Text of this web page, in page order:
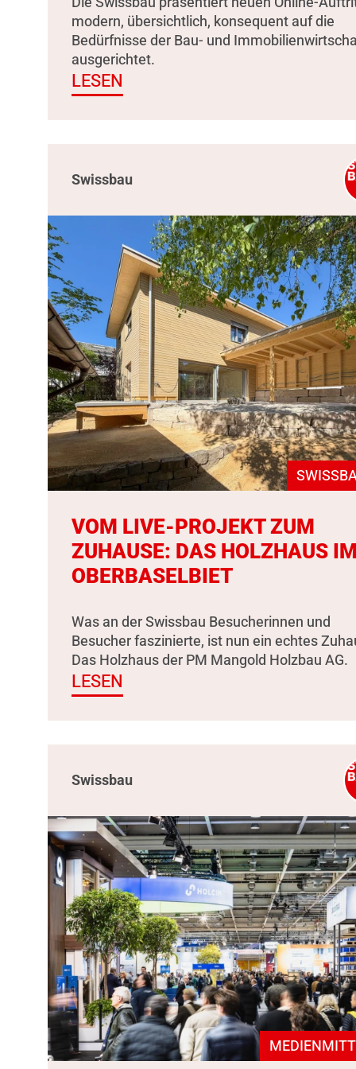
modern, übersichtlich, konsequent auf die
Bedürfnisse der Bau- und
ausgerichtet.
LESEN
Swissbau
VOM LIVE-PROJEKT ZUM
ZUHAUSE: DAS HOLZHAUS
OBERBASELBIET
Was an der Swissbau Besucherinnen und
Besucher faszinierte, ist nun ein echtes
Das Holzhaus der PM Mangold Holzbau AG.
LESEN
Swissbau